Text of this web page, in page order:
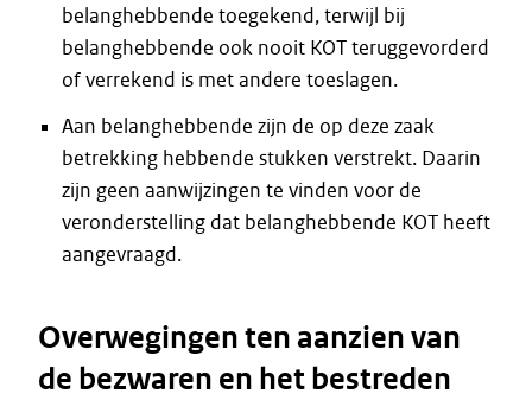
belanghebbende toegekend, terwijl bij
belanghebbende ook nooit KOT teruggevorderd
of verrekend is met andere toeslagen.
Aan belanghebbende zijn de op deze zaak
betrekking hebbende stukken verstrekt. Daarin
zijn geen aanwijzingen te vinden voor de
veronderstelling dat belanghebbende KOT heeft
aangevraagd.
Overwegingen ten aanzien van
de bezwaren en het bestreden